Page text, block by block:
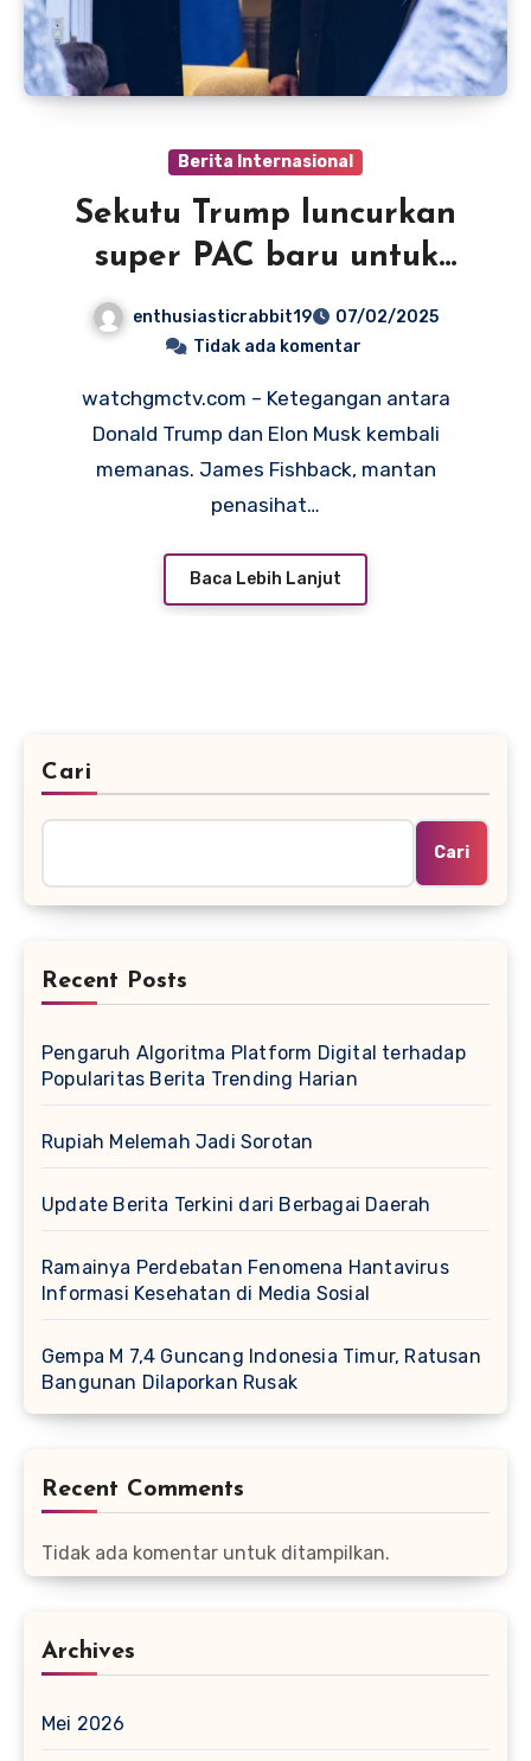
Berita Internasional
Sekutu Trump luncurkan
super PAC baru untuk
enthusiasticrabbit19
07/02/2025
Tidak ada komentar
watchgmctv.com – Ketegangan antara
Donald Trump dan Elon Musk kembali
memanas. James Fishback, mantan
penasihat…
Baca Lebih Lanjut
Cari
Cari
Recent Posts
Pengaruh Algoritma Platform Digital terhadap
Popularitas Berita Trending Harian
Rupiah Melemah Jadi Sorotan
Update Berita Terkini dari Berbagai Daerah
Ramainya Perdebatan Fenomena Hantavirus
Informasi Kesehatan di Media Sosial
Gempa M 7,4 Guncang Indonesia Timur, Ratusan
Bangunan Dilaporkan Rusak
Recent Comments
Tidak ada komentar untuk ditampilkan.
Archives
Mei 2026